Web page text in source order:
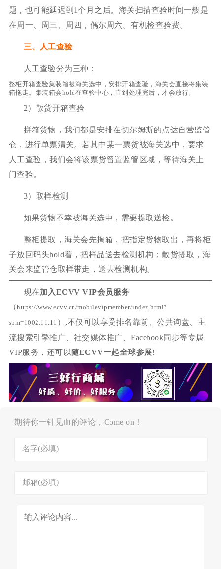
题，也可能延迟到1个月之后。海关扫描查验时间一般是
在周一、周三、周四，偶尔周六。有机检查验费。
三、人工查验
人工查验分为三种：
整柜开箱查验集装箱被海关选中，安排开箱查验，海关会直接将集装
箱拖走。集装箱会hold在查验中心，直到处理完后，才会放行。
2）散货开箱查验
拼箱货物，我们都是安排在切尔姆斯的点达自营监管
仓，进行单票清关。若其中某一票货被海关选中，要求
人工查验，我们会将该票货留置监管区域，等待海关上
门查验。
3）取样检测
如果货物不幸被海关选中，需要提取送检。
整柜提取，海关会先掏箱，把指定货物取出，再将柜
子放回码头hold着，把样品送去检测机构；散货提取，海
关会来监管仓取样带走，送去检测机构。
现在加入ECVV VIP会员服务
（https://www.ecvv.cn/mobilevipmember/index.html?
spm=1002.11.11 ）,不仅可以享受排名靠前、公共询盘、主
流搜索引擎推广、社交媒体推广、Facebook同步等专属
VIP服务，还可以 随ECVV一起全球参展!
期待你一针见血的评论，Come on！